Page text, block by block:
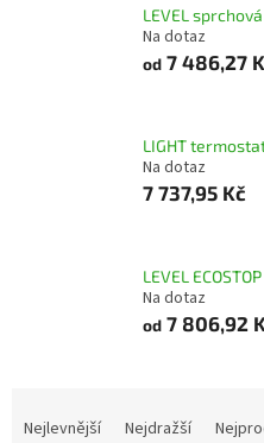
LEVEL
Na dotaz
od 7 486,27
LIGHT
Na dotaz
7 737,95 Kč
LEVEL
Na dotaz
od 7 806,92
Nejlevnější Nejdražší